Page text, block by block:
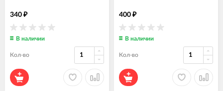
340 ₽
В наличии
Кол-во
400 ₽
В наличии
Кол-во